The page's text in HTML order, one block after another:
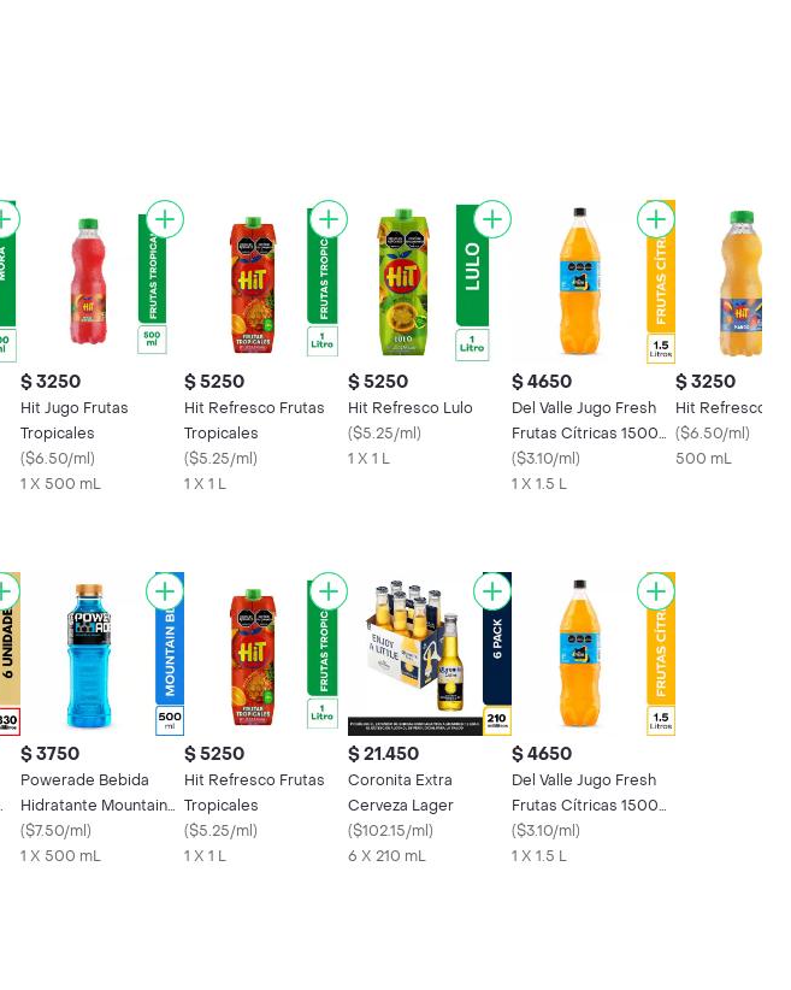
$ 3250
Hit Jugo Frutas
Tropicales
($6.50/ml)
1 X 500 mL
$ 5250
Hit Refresco Frutas
Tropicales
($5.25/ml)
1 X 1 L
$ 5250
Hit Refresco Lulo
($5.25/ml)
1 X 1 L
$ 4650
Del Valle Jugo Fresh
Frutas Cítricas 1500
mL
($3.10/ml)
1 X 1.5 L
$ 3250
Hit Refresco
($6.50/ml)
500 mL
$ 3750
Powerade Bebida
Hidratante Mountain
Blast
($7.50/ml)
1 X 500 mL
$ 5250
Hit Refresco Frutas
Tropicales
($5.25/ml)
1 X 1 L
$ 21.450
Coronita Extra
Cerveza Lager
($102.15/ml)
6 X 210 mL
$ 4650
Del Valle Jugo Fresh
Frutas Cítricas 1500
mL
($3.10/ml)
1 X 1.5 L